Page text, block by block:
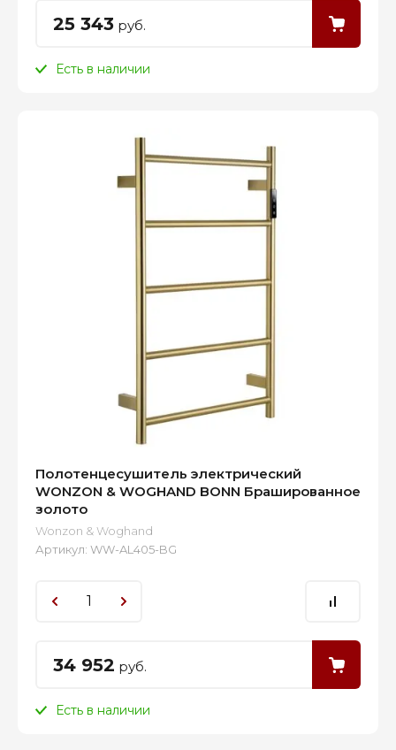
25 343 руб.
Есть в наличии
Полотенцесушитель электрический
WONZON & WOGHAND BONN Брашированное
золото
Wonzon & Woghand
Артикул: WW-AL405-BG
34 952 руб.
Есть в наличии